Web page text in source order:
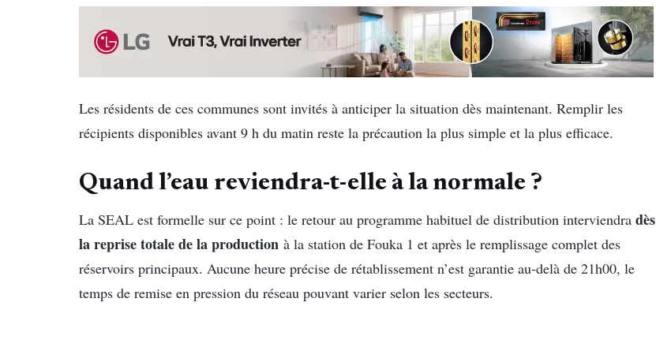
Les résidents de ces communes sont invités à anticiper la situation dès maintenant. Remplir les
récipients disponibles avant 9 h du matin reste la précaution la plus simple et la plus efficace.
Quand l’eau reviendra-t-elle à la normale ?
La SEAL est formelle sur ce point : le retour au programme habituel de distribution interviendra dès
la reprise totale de la production à la station de Fouka 1 et après le remplissage complet des
réservoirs principaux. Aucune heure précise de rétablissement n’est garantie au-delà de 21h00, le
temps de remise en pression du réseau pouvant varier selon les secteurs.